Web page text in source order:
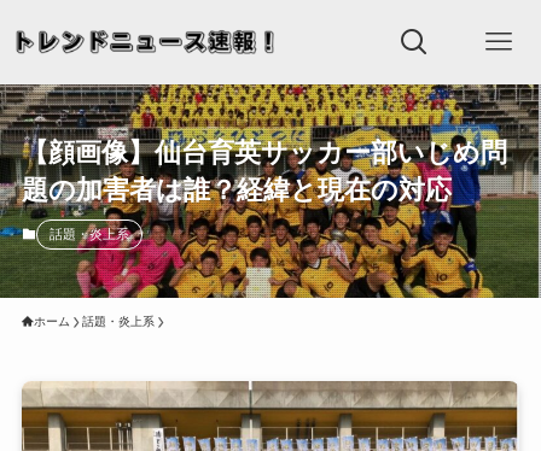
【顔画像】仙台育英サッカー部いじめ問
題の加害者は誰？経緯と現在の対応
話題・炎上系
ホーム 話題・炎上系